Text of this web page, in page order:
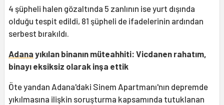
4 şüpheli halen gözaltında 5 zanlının ise yurt dışında
olduğu tespit edildi, 81 şüpheli de ifadelerinin ardından
serbest bırakıldı.
Adana yıkılan binanın müteahhiti: Vicdanen rahatım,
binayı eksiksiz olarak inşa ettik
Öte yandan Adana'daki Sinem Apartmanı'nın depremde
yıkılmasına ilişkin soruşturma kapsamında tutuklanan